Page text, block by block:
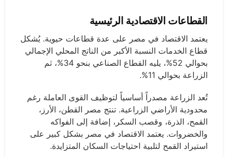
القطاعات الاقتصادية الرئيسية
يعتمد الاقتصاد في مصر على عدة قطاعات حيوية. يُشكل
قطاع الخدمات النسبة الأكبر من الناتج المحلي الإجمالي
بحوالي 52%، يليه القطاع الصناعي بنحو 34%، ثم
الزراعة بحوالي 11%.
تُعد الزراعة مصدراً أساسياً لتوظيف القوى العاملة رغم
محدودية الأراضي الزراعية. تنتج مصر القطن، الأرز،
القمح، الذرة، وقصب السكر، إضافة إلى الفواكه
والخضروات. يعتمد الاقتصاد في مصر بشكل كبير على
استيراد القمح لتلبية احتياجات السكان المتزايدة.